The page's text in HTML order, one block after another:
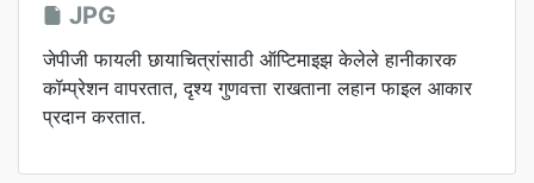
JPG
जेपीजी फायली छायाचित्रांसाठी ऑप्टिमाइझ केलेले हानीकारक
कॉम्प्रेशन वापरतात, दृश्य गुणवत्ता राखताना लहान फाइल आकार
प्रदान करतात.